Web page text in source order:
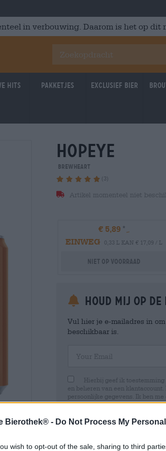
Bierothek® - Do Not Process My
wish to opt-out of the sale, sharing to third
in verbouwing. Daarom is het op dit
hits Pakketjes Exclusief Bier
hopeye
Brewheart
(3)
Artikel momenteel niet
€ 5,89
EINWEG
0,33 L KAN € 17,09 / L
Niet op voorraad
Houd mij op
Vul hier je e-mailadres in
beschikbaar is.
Hierbij geef ik
en beheren van een
persoonlijke gegevens. Ik ben
kan intrekken door een e-mail te
toestemming geen invloed
uitgevoerd tot het moment van